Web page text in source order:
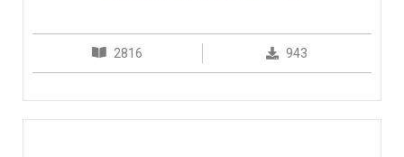
2816 943